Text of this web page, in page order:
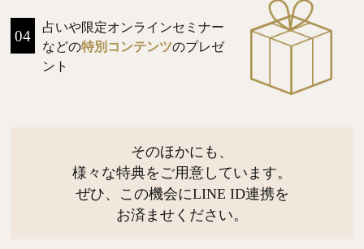
04
占いや限定オンラインセミナー
などの特別コンテンツのプレゼ
ント
そのほかにも、
様々な特典をご用意しています。
ぜひ、この機会にLINE ID連携を
お済ませください。